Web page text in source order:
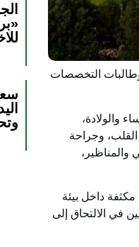
التدريب الصيفي لعام 2026م، وذلك لطلاب وطالبات التخصصات
والولادة،
وجراحة
والمناظير،
مكثفة داخل بيئة
13 مايو وحتى 18 مايو 2026م، داعيةً الراغبين في الالتحاق إلى